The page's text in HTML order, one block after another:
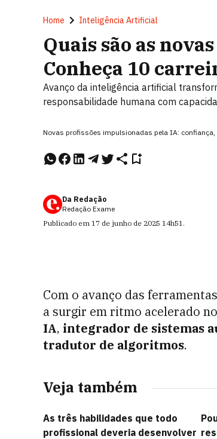
Home Inteligência Artificial
Quais são as
Conheça 10
Avanço da inteligência artificial
responsabilidade humana com
Novas profissões impulsionadas pela IA:
Da Redação
Redação Exame
Publicado em 17 de junho de 2025 14h51.
Com o avanço das
a surgir em ritmo acelerado no
IA, integrador de sistemas
tradutor de algoritmos.
Veja também
As três habilidades que todo
profissional deveria desenvolver